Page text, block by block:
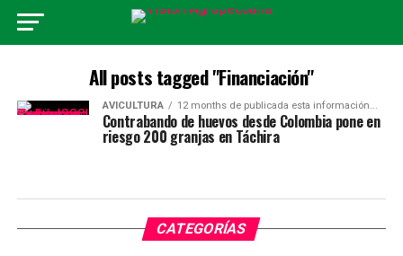
All posts tagged "Financiación"
AVICULTURA 12 months de publicada esta información...
Contrabando de huevos desde Colombia pone en
riesgo 200 granjas en Táchira
CATEGORÍAS